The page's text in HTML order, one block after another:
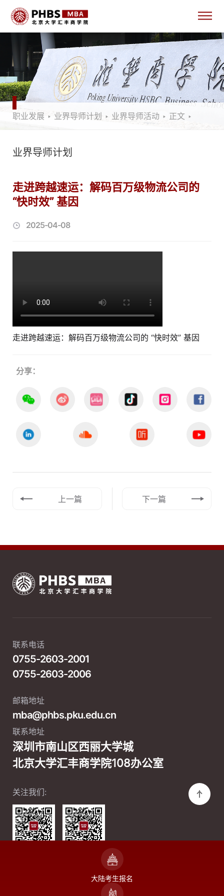
职业发展 ‣ 业界导师计划 ‣ 业界导师活动 ‣ 正文 ‣
业界导师计划
走进跨越速运：解码百万级物流公司的
“快时效” 基因
2025-04-08
走进跨越速运：解码百万级物流公司的 “快时效” 基因
分享：
上一篇 下一篇
大陆考生报名
联系电话
0755-2603-2001
0755-2603-2006
邮箱地址
mba@phbs.pku.edu.cn
联系地址
深圳市南山区西丽大学城
北京大学汇丰商学院108办公室
关注我们: